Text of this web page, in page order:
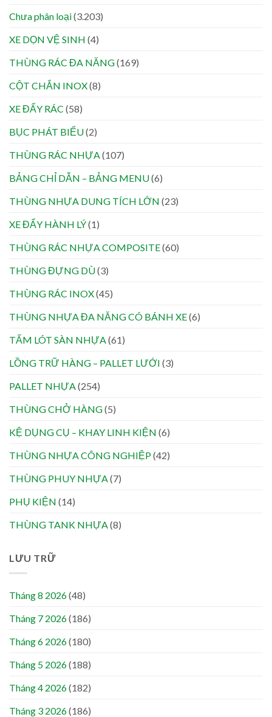
Chưa phân loại(3.203)
XE DỌN VỆ SINH (4)
THÙNG RÁC ĐA NĂNG(169)
CỘT CHẮN INOX(8)
XE ĐẨY RÁC (58)
BỤC PHÁT BIỂU(2)
THÙNG RÁC NHỰA(107)
BẢNG CHỈ DẪN – BẢNG MENU(6)
THÙNG NHỰA DUNG TÍCH LỚN (23)
XE ĐẨY HÀNH LÝ(1)
THÙNG RÁC NHỰA COMPOSITE(60)
THÙNG ĐỰNG DÙ(3)
THÙNG RÁC INOX(45)
THÙNG NHỰA ĐA NĂNG CÓ BÁNH XE(6)
TẤM LÓT SÀN NHỰA(61)
LỒNG TRỮ HÀNG – PALLET LƯỚI (3)
PALLET NHỰA(254)
THÙNG CHỞ HÀNG(5)
KỆ DỤNG CỤ – KHAY LINH KIỆN (6)
THÙNG NHỰA CÔNG NGHIỆP(42)
THÙNG PHUY NHỰA(7)
PHỤ KIỆN (14)
THÙNG TANK NHỰA(8)
LƯU TRỮ
Tháng 8 2026(48)
Tháng 7 2026(186)
Tháng 6 2026(180)
Tháng 5 2026(188)
Tháng 4 2026(182)
Tháng 3 2026(186)